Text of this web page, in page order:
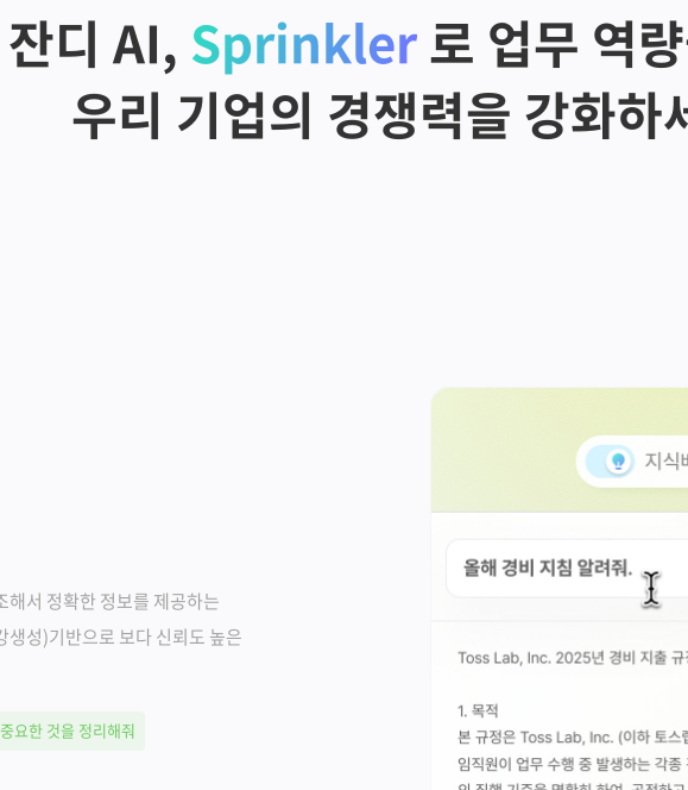
잔디 AI, Sprinkler 로 업무 역
우리 기업의 경쟁력을 강화하
해서 정확한 정보를 제공하는
생성)기반으로 보다 신뢰도 높은
요한 것을 정리해줘